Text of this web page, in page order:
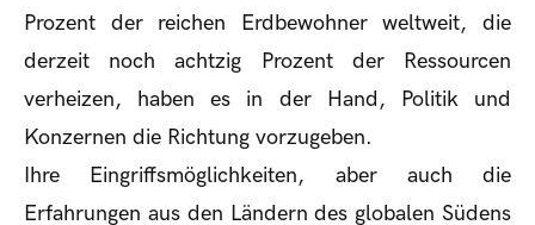
Prozent der reichen Erdbewohner weltweit, die
derzeit noch achtzig Prozent der Ressourcen
verheizen, haben es in der Hand, Politik und
Konzernen die Richtung vorzugeben.
Ihre Eingriffsmöglichkeiten, aber auch die
Erfahrungen aus den Ländern des globalen Südens